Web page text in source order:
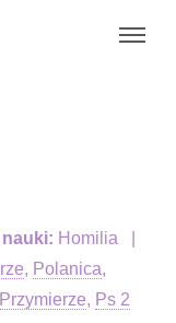
nauki: Homilia
, Polanica,
Przymierze, Ps 2